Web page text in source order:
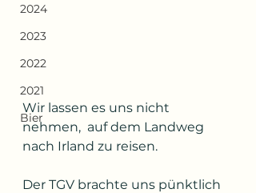
2024
2023
2022
2021
Bier
Wir lassen es uns nicht
nehmen,  auf dem Landweg
nach Irland zu reisen.
Der TGV brachte uns pünktlich